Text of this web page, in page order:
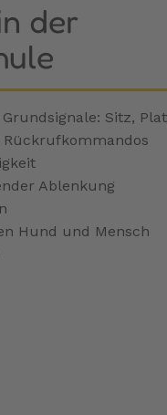
der
Sitz,
Ablenkung
Hund und Mensch